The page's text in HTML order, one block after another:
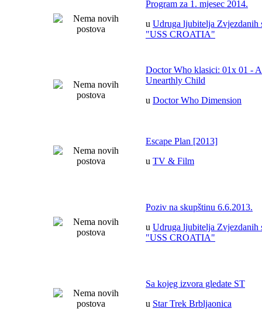
Program za 1. mjesec 2014.
u Udruga ljubitelja Zvjezdanih
"USS CROATIA"
Doctor Who klasici: 01x 01 -
Unearthly Child
u Doctor Who Dimension
Escape Plan [2013]
u TV & Film
Poziv na skupštinu 6.6.2013.
u Udruga ljubitelja Zvjezdanih
"USS CROATIA"
Sa kojeg izvora gledate ST
u Star Trek Brbljaonica